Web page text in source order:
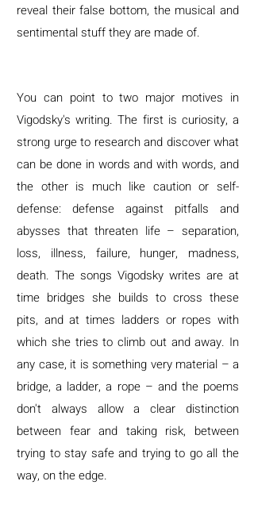
reveal their false bottom, the musical and
sentimental stuff they are made of.
You can point to two major motives in
Vigodsky's writing. The first is curiosity, a
strong urge to research and discover what
can be done in words and with words, and
the other is much like caution or self-
defense: defense against pitfalls and
abysses that threaten life – separation,
loss, illness, failure, hunger, madness,
death. The songs Vigodsky writes are at
time bridges she builds to cross these
pits, and at times ladders or ropes with
which she tries to climb out and away. In
any case, it is something very material – a
bridge, a ladder, a rope – and the poems
don't always allow a clear distinction
between fear and taking risk, between
trying to stay safe and trying to go all the
way, on the edge.